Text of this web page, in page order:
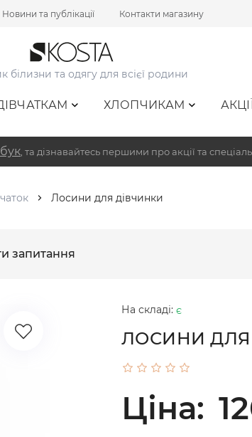
Новини та публікації Контакти магазину
білизни та одягу для всієї родини
ХЛОПЧИКАМ
, та дізнавайтесь першими про акції та
Лосини для дівчинки
запитання
На складі: є
ЛОСИНИ ДЛЯ
Ціна: